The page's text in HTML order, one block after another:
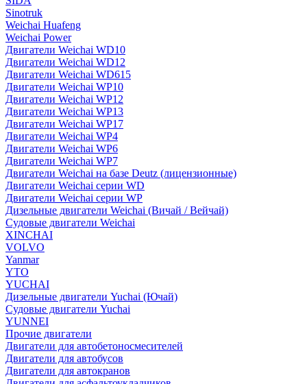
Sinotruk
Weichai Huafeng
Weichai Power
Двигатели Weichai WD10
Двигатели Weichai WD12
Двигатели Weichai WD615
Двигатели Weichai WP10
Двигатели Weichai WP12
Двигатели Weichai WP13
Двигатели Weichai WP17
Двигатели Weichai WP4
Двигатели Weichai WP6
Двигатели Weichai WP7
Двигатели Weichai на базе Deutz (лицензионные)
Двигатели Weichai серии WD
Двигатели Weichai серии WP
Дизельные двигатели Weichai (Вичай / Вейчай)
Судовые двигатели Weichai
XINCHAI
VOLVO
Yanmar
YTO
YUCHAI
Дизельные двигатели Yuchai (Ючай)
Судовые двигатели Yuchai
YUNNEI
Прочие двигатели
Двигатели для автобетоносмесителей
Двигатели для автобусов
Двигатели для автокранов